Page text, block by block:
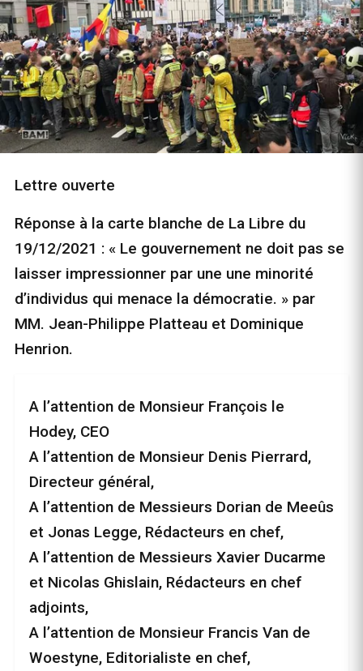
Lettre ouverte
Réponse à la carte blanche de La Libre du
19/12/2021 : « Le gouvernement ne doit pas se
laisser impressionner par une une minorité
d’individus qui menace la démocratie. » par
MM. Jean-Philippe Platteau et Dominique
Henrion.
A l’attention de Monsieur François le
Hodey, CEO
A l’attention de Monsieur Denis Pierrard,
Directeur général,
A l’attention de Messieurs Dorian de Meeûs
et Jonas Legge, Rédacteurs en chef,
A l’attention de Messieurs Xavier Ducarme
et Nicolas Ghislain, Rédacteurs en chef
adjoints,
A l’attention de Monsieur Francis Van de
Woestyne, Editorialiste en chef,